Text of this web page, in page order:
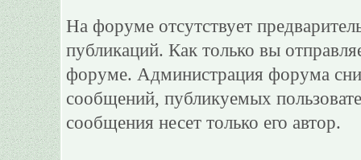
На форуме отсутствует
публикаций. Как только вы
форуме. Администрация форума
сообщений, публикуемых
сообщения несет только его автор.